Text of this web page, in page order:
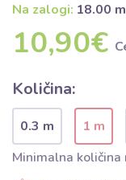
Na zalogi: 18.00 m
10,90€
Količina:
0.3 m 1 m
Minimalna količina